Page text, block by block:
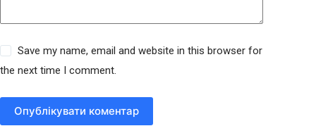
Save my name, email and website in this browser for
the next time I comment.
Опублікувати коментар